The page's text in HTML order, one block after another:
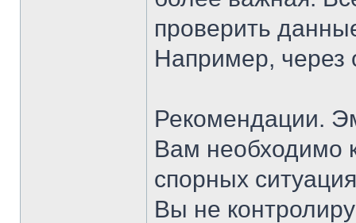
проверить
Например, через
Рекомендации.
Вам необходимо
спорных
Вы не